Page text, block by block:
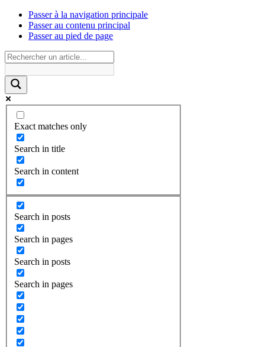
Passer à la navigation principale
Passer au contenu principal
Passer au pied de page
Exact matches only
Search in title
Search in content
Search in posts
Search in pages
Search in posts
Search in pages